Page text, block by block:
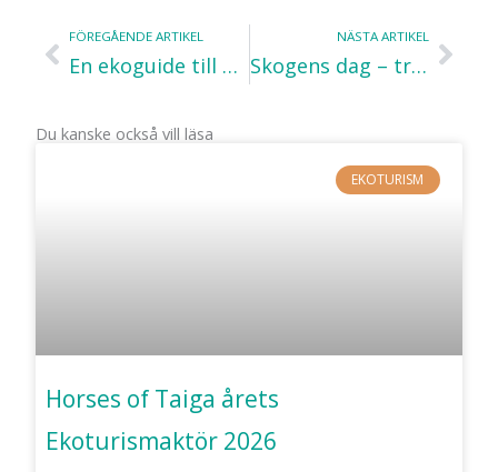
Föregående
FÖREGÅENDE ARTIKEL
En ekoguide till Aten – Greklands huvudstad
NÄSTA ARTIKEL
Skogens dag – tre skogsfavoriter och tips på skogsskydd
Du kanske också vill läsa
EKOTURISM
Horses of Taiga årets
Ekoturismaktör 2026